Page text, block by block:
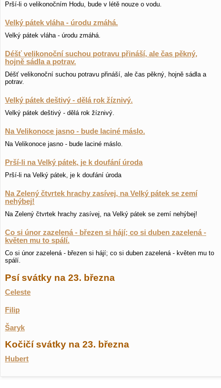
Prší-li o velikonočním Hodu, bude v létě nouze o vodu.
Velký pátek vláha - úrodu zmáhá.
Velký pátek vláha - úrodu zmáhá.
Déšť velikonoční suchou potravu přináší, ale čas pěkný,
hojně sádla a potrav.
Déšť velikonoční suchou potravu přináší, ale čas pěkný, hojně sádla a
potrav.
Velký pátek deštivý - dělá rok žíznivý.
Velký pátek deštivý - dělá rok žíznivý.
Na Velikonoce jasno - bude laciné máslo.
Na Velikonoce jasno - bude laciné máslo.
Prší-li na Velký pátek, je k doufání úroda
Prší-li na Velký pátek, je k doufání úroda
Na Zelený čtvrtek hrachy zasívej, na Velký pátek se zemí
nehýbej!
Na Zelený čtvrtek hrachy zasívej, na Velký pátek se zemí nehýbej!
Co si únor zazelená - březen si hájí; co si duben zazelená -
květen mu to spálí.
Co si únor zazelená - březen si hájí; co si duben zazelená - květen mu to
spálí.
Psí svátky na 23. března
Celeste
Filip
Šaryk
Kočičí svátky na 23. března
Hubert